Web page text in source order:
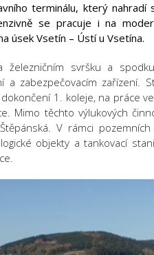
terminálu, který nahradí
se pracuje i na
úsek Vsetín – Ústí u Vsetína.
svršku a
zabezpečovacím zařízení.
1. koleje, na práce
Mimo těchto výlukových
V rámci
objekty a tankovací